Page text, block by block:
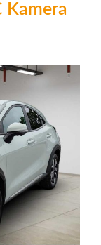
Kamera